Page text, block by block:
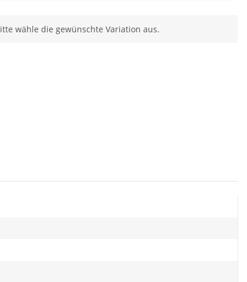
wähle die gewünschte Variation aus.